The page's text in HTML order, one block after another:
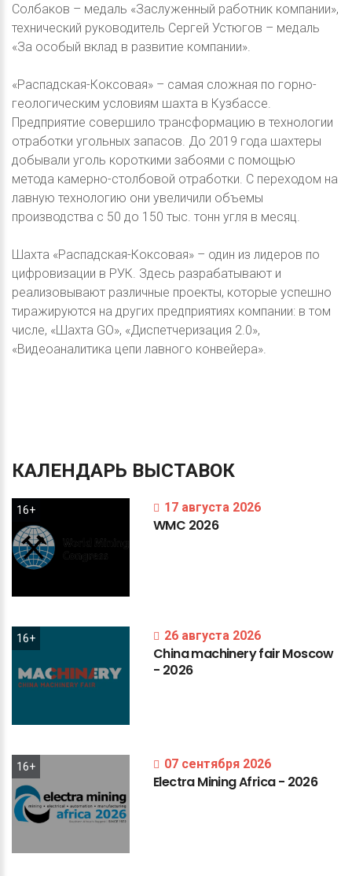
Солбаков – медаль «Заслуженный работник компании»,
технический руководитель Сергей Устюгов – медаль
«За особый вклад в развитие компании».
«Распадская-Коксовая» – самая сложная по горно-
геологическим условиям шахта в Кузбассе.
Предприятие совершило трансформацию в технологии
отработки угольных запасов. До 2019 года шахтеры
добывали уголь короткими забоями с помощью
метода камерно-столбовой отработки. С переходом на
лавную технологию они увеличили объемы
производства с 50 до 150 тыс. тонн угля в месяц.
Шахта «Распадская-Коксовая» – один из лидеров по
цифровизации в РУК. Здесь разрабатывают и
реализовывают различные проекты, которые успешно
тиражируются на других предприятиях компании: в том
числе, «Шахта GO», «Диспетчеризация 2.0»,
«Видеоаналитика цепи лавного конвейера».
КАЛЕНДАРЬ ВЫСТАВОК
16+ 17 августа 2026
WMC 2026
16+ 26 августа 2026
ChinamachineryfairMoscow
- 2026
16+ 07 сентября 2026
ElectraMiningAfrica- 2026